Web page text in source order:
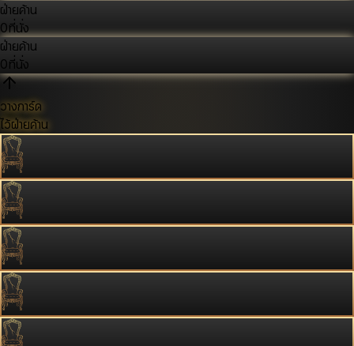
ฝ่ายค้าน
0ที่นั่ง
ฝ่ายค้าน
0ที่นั่ง
วางการ์ด
ไว้ฝ่ายค้าน